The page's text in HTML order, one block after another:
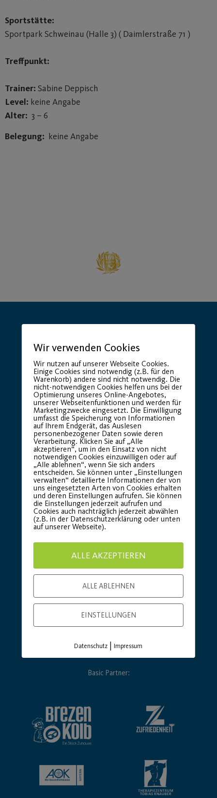
Sportstätte:
Sportpark Schweinau (Halle 3) ( Daimlerstraße 71 )
Treffpunkt:
Trainer: Sabine Deppisch
Level: keine Angabe
Alter: 3 – 6
Belegung: keine Angabe
Hauptsponsor Generalausrüster
Premium Partner:
Basic Partner:
Wir verwenden Cookies
Wir nutzen auf unserer Webseite Cookies.
Einige Cookies sind notwendig (z.B. für den
Warenkorb) andere sind nicht notwendig. Die
nicht-notwendigen Cookies helfen uns bei der
Optimierung unseres Online-Angebotes,
unserer Webseitenfunktionen und werden für
Marketingzwecke eingesetzt. Die Einwilligung
umfasst die Speicherung von Informationen
auf Ihrem Endgerät, das Auslesen
personenbezogener Daten sowie deren
Verarbeitung. Klicken Sie auf „Alle
akzeptieren“, um in den Einsatz von nicht
notwendigen Cookies einzuwilligen oder auf
„Alle ablehnen“, wenn Sie sich anders
entscheiden. Sie können unter „Einstellungen
verwalten“ detaillierte Informationen der von
uns eingesetzten Arten von Cookies erhalten
und deren Einstellungen aufrufen. Sie können
die Einstellungen jederzeit aufrufen und
Cookies auch nachträglich jederzeit abwählen
(z.B. in der Datenschutzerklärung oder unten
auf unserer Webseite).
ALLE AKZEPTIEREN
ALLE ABLEHNEN
EINSTELLUNGEN
Datenschutz |Impressum